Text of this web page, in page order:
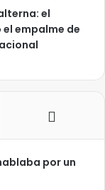
el
empalme de
por un